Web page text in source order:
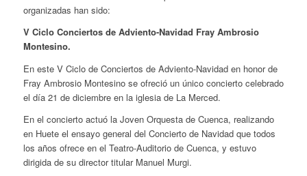
organizadas han sido:
V Ciclo Conciertos de Adviento-Navidad Fray Ambrosio
Montesino.
En este V Ciclo de Conciertos de Adviento-Navidad en honor de
Fray Ambrosio Montesino se ofreció un único concierto celebrado
el día 21 de diciembre en la iglesia de La Merced.
En el concierto actuó la Joven Orquesta de Cuenca, realizando
en Huete el ensayo general del Concierto de Navidad que todos
los años ofrece en el Teatro-Auditorio de Cuenca, y estuvo
dirigida de su director titular Manuel Murgi.